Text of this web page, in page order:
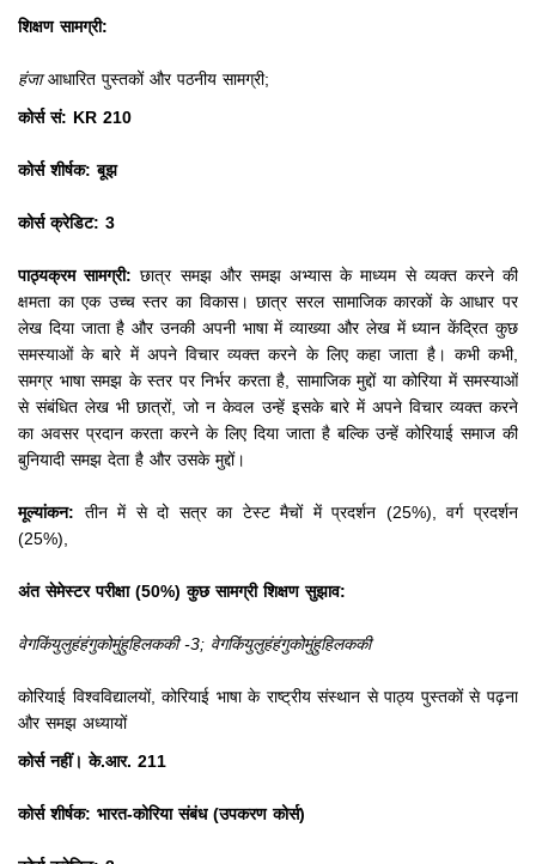
शिक्षण सामग्री:
हंजाआधारित पुस्तकों और पठनीय सामग्री;
कोर्स सं: KR 210
कोर्स शीर्षक: बूझ
कोर्स क्रेडिट: 3
पाठ्यक्रम सामग्री: छात्र समझ और समझ अभ्यास के माध्यम से व्यक्त करने की
क्षमता का एक उच्च स्तर का विकास।छात्र सरल सामाजिक कारकों के आधार पर
लेख दिया जाता है और उनकी अपनी भाषा में व्याख्या और लेख में ध्यान केंद्रित कुछ
समस्याओं के बारे में अपने विचार व्यक्त करने के लिए कहा जाता है। कभी कभी,
समग्र भाषा समझ के स्तर पर निर्भर करता है, सामाजिक मुद्दों या कोरिया में समस्याओं
से संबंधित लेख भी छात्रों, जो न केवल उन्हें इसके बारे में अपने विचार व्यक्त करने
का अवसर प्रदान करता करने के लिए दिया जाता है बल्कि उन्हें कोरियाई समाज की
बुनियादी समझ देता है और उसके मुद्दों।
मूल्यांकन: तीन में से दो सत्र का टेस्ट मैचों में प्रदर्शन (25%), वर्ग प्रदर्शन
(25%),
अंत सेमेस्टर परीक्षा (50%) कुछ सामग्री शिक्षण सुझाव:
वेगकिंयुलुहंहंगुकोमुंहुहिलककी -3; वेगकिंयुलुहंहंगुकोमुंहुहिलककी
कोरियाई विश्वविद्यालयों, कोरियाई भाषा के राष्ट्रीय संस्थान से पाठ्य पुस्तकों से पढ़ना
और समझ अध्यायों
कोर्स नहीं। के.आर. 211
कोर्स शीर्षक: भारत-कोरिया संबंध (उपकरण कोर्स)